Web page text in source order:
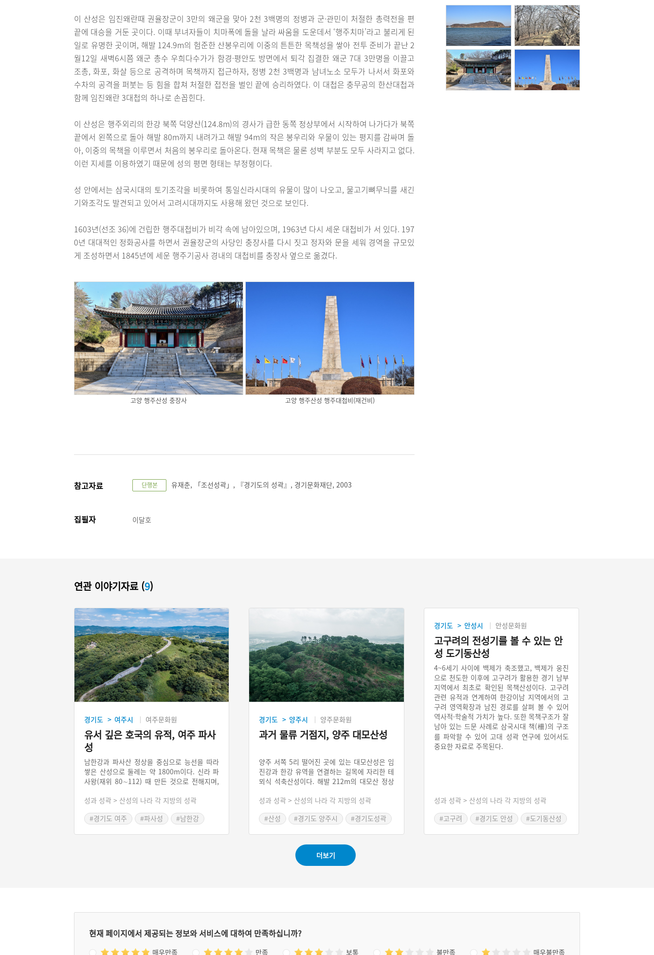
이 산성은 임진왜란때 권율장군이 3만의 왜군을 맞아 2천 3백명의 정병과 군·관민이 처절한 총력전을 편
끝에 대승을 거둔 곳이다. 이때 부녀자들이 치마폭에 돌을 날라 싸움을 도운데서 ‘행주치마’라고 불리게 된
일로 유명한 곳이며, 해발 124.9m의 험준한 산봉우리에 이중의 튼튼한 목책성을 쌓아 전투 준비가 끝난 2
월12일 새벽6시쯤 왜군 총수 우희다수가가 함경·평안도 방면에서 퇴각 집결한 왜군 7대 3만명을 이끌고
조총, 화포, 화살 등으로 공격하며 목책까지 접근하자, 정병 2천 3백명과 남녀노소 모두가 나서서 화포와
수차의 공격을 퍼붓는 등 힘을 합쳐 처절한 접전을 벌인 끝에 승리하였다. 이 대첩은 충무공의 한산대첩과
함께 임진왜란 3대첩의 하나로 손꼽힌다.
이 산성은 행주외리의 한강 북쪽 덕양산(124.8m)의 경사가 급한 동쪽 정상부에서 시작하여 나가다가 북쪽
끝에서 왼쪽으로 돌아 해발 80m까지 내려가고 해발 94m의 작은 봉우리와 우물이 있는 평지를 감싸며 돌
아, 이중의 목책을 이루면서 처음의 봉우리로 돌아온다. 현재 목책은 물론 성벽 부분도 모두 사라지고 없다.
이런 지세를 이용하였기 때문에 성의 평면 형태는 부정형이다.
성 안에서는 삼국시대의 토기조각을 비롯하여 통일신라시대의 유물이 많이 나오고, 물고기뼈무늬를 새긴
기와조각도 발견되고 있어서 고려시대까지도 사용해 왔던 것으로 보인다.
1603년(선조 36)에 건립한 행주대첩비가 비각 속에 남아있으며, 1963년 다시 세운 대첩비가 서 있다. 197
0년 대대적인 정화공사를 하면서 권율장군의 사당인 충장사를 다시 짓고 정자와 문을 세워 경역을 규모있
게 조성하면서 1845년에 세운 행주기공사 경내의 대첩비를 충장사 옆으로 옮겼다.
고양 행주산성 충장사 고양 행주산성 행주대첩비(재건비)
참고자료 단행본 유재춘, 「조선성곽」, 『경기도의 성곽』, 경기문화재단, 2003
집필자 이달호
연관 이야기자료 (9)
경기도 > 여주시 여주문화원
유서 깊은 호국의 유적, 여주 파사
성
남한강과 파사산 정상을 중심으로 능선을 따라
쌓은 산성으로 둘레는 약 1800m이다. 신라 파
사왕(재위 80∼112) 때 만든 것으로 전해지며,
정되었고, 승장 의엄이 고쳐 쌓은 유서 깊은 호
국의 유적이다. 남한강이 북으로 흘러 양평을 거
처 서울로 통한다. 또 이 강의 상류로 거슬러 올
성과 성곽 > 산성의 나라 각 지방의 성곽
#경기도 여주
#파사성 #남한강
경기도 > 양주시 양주문화원
과거 물류 거점지, 양주 대모산성
양주 서쪽 5리 떨어진 곳에 있는 대모산성은 임
진강과 한강 유역을 연결하는 길목에 자리한 테
뫼식 석축산성이다. 해발 212m의 대모산 정상
城)으로 비정(比定) 되기도 하며, 조선시대 각종
사료에서 대모성산(大母城山), 대모산성(大母
山城)의 기록이 확인되며 세종 시기 군사훈련지
로서의 강무장으로 선정된 바 있다. 동문지 발굴
기 경부터 고려시대 중기까지 사용되다가 조선
시대에 폐기되었을 가능성이 있다.
성과 성곽 > 산성의 나라 각 지방의 성곽
#산성
#경기도 양주시 #경기도성곽
경기도 > 안성시 안성문화원
고구려의 전성기를 볼 수 있는 안
성 도기동산성
4~6세기 사이에 백제가 축조했고, 백제가 웅진
으로 천도한 이후에 고구려가 활용한 경기 남부
지역에서 최초로 확인된 목책산성이다. 고구려
관련 유적과 연계하여 한강이남 지역에서의 고
구려 영역확장과 남진 경로를 살펴 볼 수 있어
역사적·학술적 가치가 높다. 또한 목책구조가 잘
남아 있는 드문 사례로 삼국시대 책(柵)의 구조
를 파악할 수 있어 고대 성곽 연구에 있어서도
중요한 자료로 주목된다.
성과 성곽 > 산성의 나라 각 지방의 성곽
#고구려
#경기도 안성 #도기동산성
더보기
현재 페이지에서 제공되는 정보와 서비스에 대하여 만족하십니까?
매우만족 만족 보통 불만족 매우불만족